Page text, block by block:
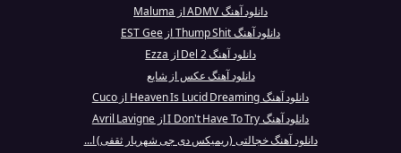
دانلود آهنگ ADMV از Maluma
دانلود آهنگ Thump Shit از EST Gee
دانلود آهنگ 2 Del از Ezza
دانلود آهنگ عکس از شایع
دانلود آهنگ Heaven Is Lucid Dreaming از Cuco
دانلود آهنگ I Don't Have To Try از Avril Lavigne
دانلود آهنگ خجالتی (ریمیکس دی جی شهریار ثقفی) ا...